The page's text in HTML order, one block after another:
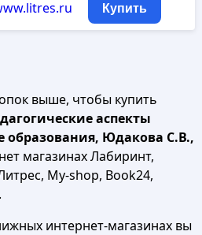
Купить
выше, чтобы купить
аспекты
образования, Юдакова С.В.,
магазинах Лабиринт,
My-shop, Book24,
интернет-магазинах вы